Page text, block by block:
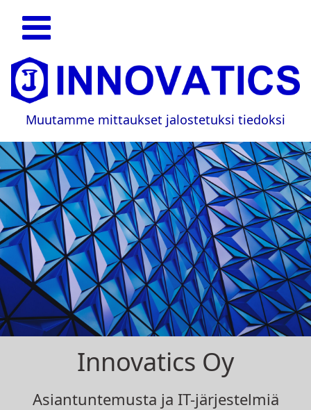
Muutamme mittaukset jalostetuksi tiedoksi
Innovatics Oy
Asiantuntemusta ja IT-järjestelmiä